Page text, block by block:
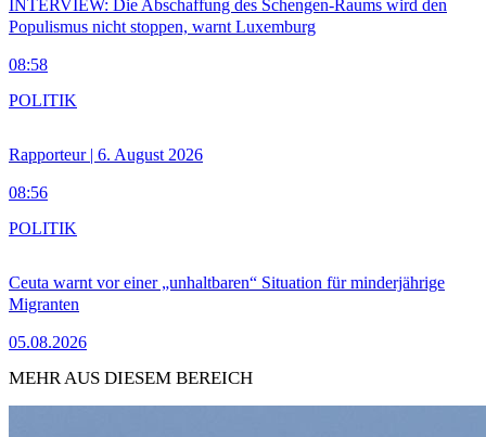
INTERVIEW: Die Abschaffung des Schengen-Raums wird den
Populismus nicht stoppen, warnt Luxemburg
08:58
Rapporteur | 6. August 2026
08:56
POLITIK
Ceuta warnt vor einer „unhaltbaren“ Situation für minderjährige
Migranten
05.08.2026
POLITIK
MEHR AUS DIESEM BEREICH